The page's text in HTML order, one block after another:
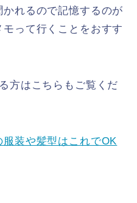
れるので記憶するのが
って行くことをおすす
方はこちらもご覧くだ
装や髪型はこれでOK